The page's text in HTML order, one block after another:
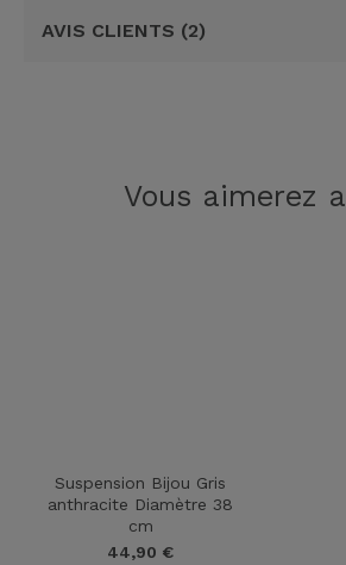
AVIS CLIENTS (2)
Vous aimerez
Suspension Bijou Gris
anthracite Diamètre 38
cm
44,90 €